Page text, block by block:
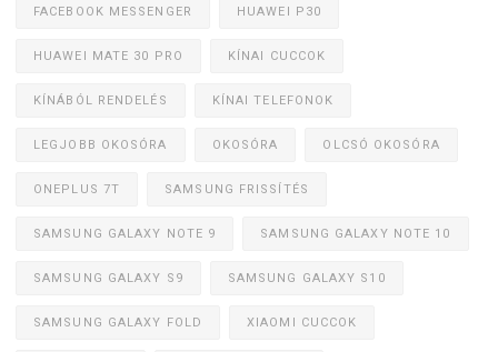
FACEBOOK MESSENGER HUAWEI P30
HUAWEI MATE 30 PRO KÍNAI CUCCOK
KÍNÁBÓL RENDELÉS KÍNAI TELEFONOK
LEGJOBB OKOSÓRA OKOSÓRA OLCSÓ OKOSÓRA
ONEPLUS 7T SAMSUNG FRISSÍTÉS
SAMSUNG GALAXY NOTE 9 SAMSUNG GALAXY NOTE 10
SAMSUNG GALAXY S9 SAMSUNG GALAXY S10
SAMSUNG GALAXY FOLD XIAOMI CUCCOK